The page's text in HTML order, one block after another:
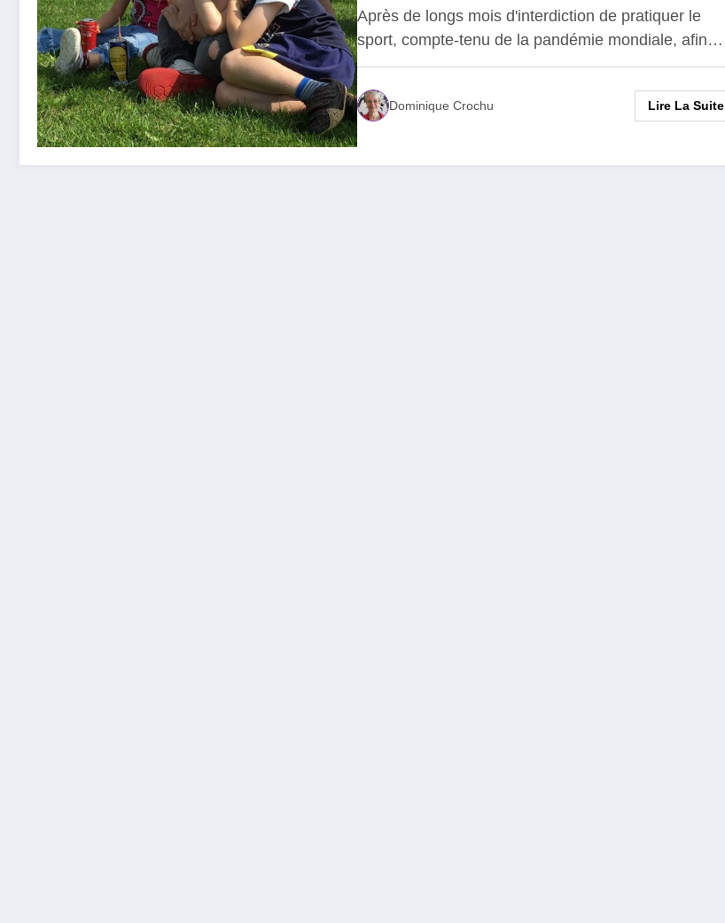
Après de longs mois d'interdiction de pratiquer le
sport, compte-tenu de la pandémie mondiale, afin…
Dominique Crochu Lire La Suite